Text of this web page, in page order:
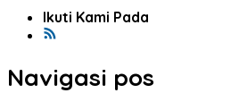
Ikuti Kami Pada
Navigasi pos